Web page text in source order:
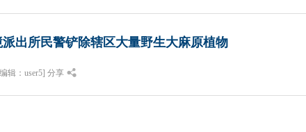
出所民警铲除辖区大量野生大麻原植物
辑：user5] 分享